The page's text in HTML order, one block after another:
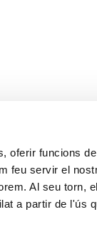
oferir funcions
feu servir el
Al seu torn,
a partir de l'ús